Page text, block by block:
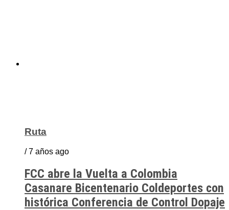
Ruta
/ 7 años ago
FCC abre la Vuelta a Colombia
Casanare Bicentenario Coldeportes con
histórica Conferencia de Control Dopaje